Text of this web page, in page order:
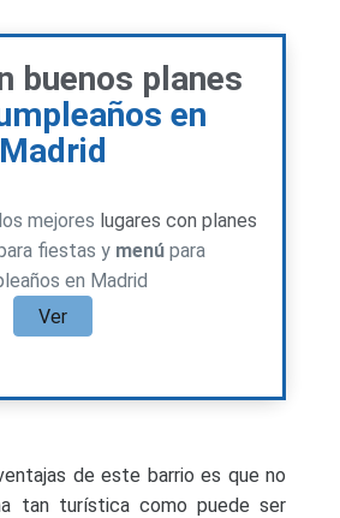
buenos planes
en
Madrid
mejores lugares con planes
fiestas y menú para
en Madrid
Ver
de este barrio es que no
tan turística como puede ser